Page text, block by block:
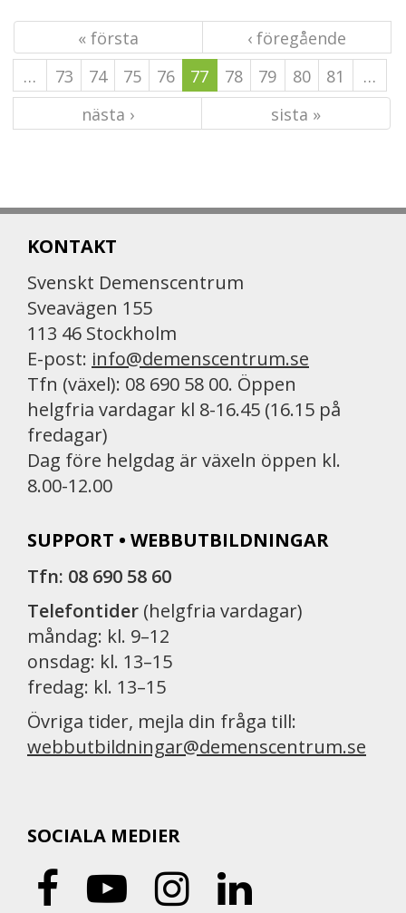
« första
‹ föregående
…
73 74 75 76 77 78 79 80 81
…
nästa ›
sista »
KONTAKT
Svenskt Demenscentrum
Sveavägen 155
113 46 Stockholm
E-post: info@demenscentrum.se
Tfn (växel): 08 690 58 00. Öppen
helgfria vardagar kl 8-16.45 (16.15 på
fredagar)
Dag före helgdag är växeln öppen kl.
8.00-12.00
SUPPORT • WEBBUTBILDNINGAR
Tfn: 08 690 58 60
Telefontider (helgfria vardagar)
måndag: kl. 9–12
onsdag: kl. 13–15
fredag: kl. 13–15
Övriga tider, mejla din fråga till:
webbutbildningar@demenscentrum.se
SOCIALA MEDIER